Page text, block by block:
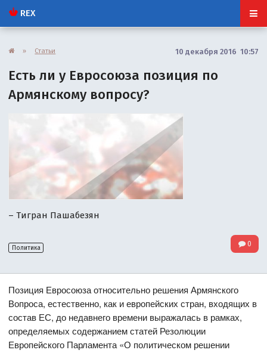
REX
» Статьи 10 декабря 2016 10:57
Есть ли у Евросоюза позиция по
Армянскому вопросу?
– Тигран Пашабезян
Политика 0
Позиция Евросоюза относительно решения Армянского
Вопроса, естественно, как и европейских стран, входящих в
состав ЕС, до недавнего времени выражалась в рамках,
определяемых содержанием статей Резолюции
Европейского Парламента «О политическом решении